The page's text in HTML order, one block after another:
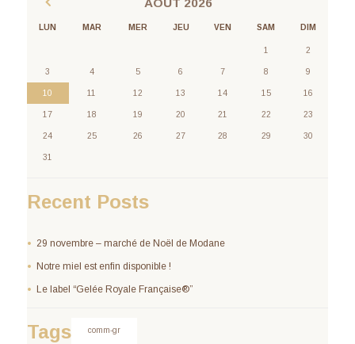
LUN MAR MER JEU VEN SAM DIM
1 2
3 4 5 6 7 8 9
10 11 12 13 14 15 16
17 18 19 20 21 22 23
24 25 26 27 28 29 30
31
Recent Posts
29 novembre – marché de Noël de Modane
Notre miel est enfin disponible !
Le label “Gelée Royale Française®”
Tags comm-gr